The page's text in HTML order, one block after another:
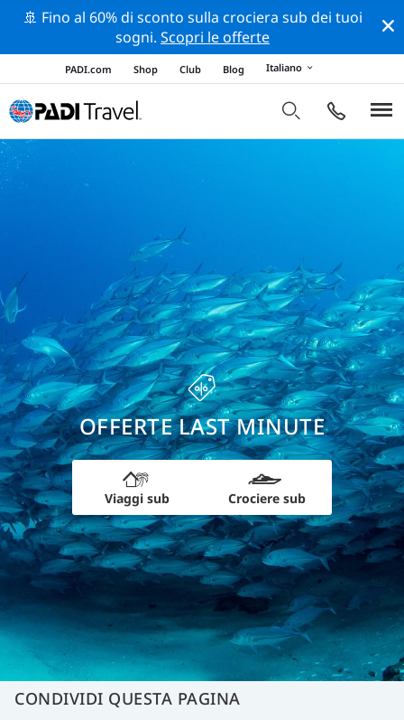
🚢 Fino al 60% di sconto sulla crociera sub dei tuoi
sogni.Scopri le offerte
PADI.com Shop Club Blog Italiano
OFFERTE LAST MINUTE
Viaggi sub Crociere sub
CONDIVIDI QUESTA PAGINA